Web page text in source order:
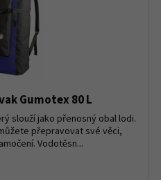
Gumotex 80 L
slouží jako přenosný obal lodi.
přepravovat své věci,
Vodotěsn...